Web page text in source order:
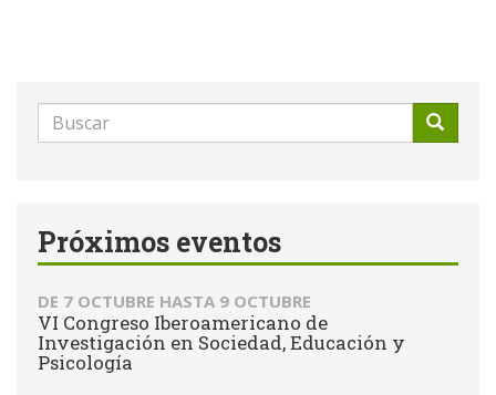
Formulario
de
Próximos eventos
DE 7 OCTUBRE HASTA 9 OCTUBRE
VI Congreso Iberoamericano de
Investigación en Sociedad, Educación y
Psicología